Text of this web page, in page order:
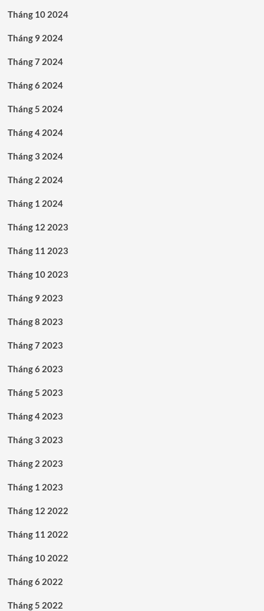
Tháng 10 2024
Tháng 9 2024
Tháng 7 2024
Tháng 6 2024
Tháng 5 2024
Tháng 4 2024
Tháng 3 2024
Tháng 2 2024
Tháng 1 2024
Tháng 12 2023
Tháng 11 2023
Tháng 10 2023
Tháng 9 2023
Tháng 8 2023
Tháng 7 2023
Tháng 6 2023
Tháng 5 2023
Tháng 4 2023
Tháng 3 2023
Tháng 2 2023
Tháng 1 2023
Tháng 12 2022
Tháng 11 2022
Tháng 10 2022
Tháng 6 2022
Tháng 5 2022